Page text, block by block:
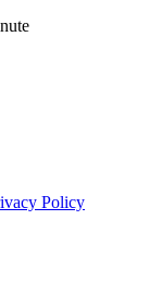
Policy